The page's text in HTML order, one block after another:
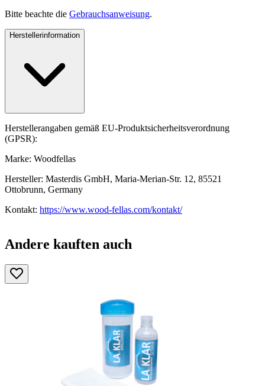
Bitte beachte die Gebrauchsanweisung.
Herstellerinformation
Herstellerangaben gemäß EU-Produktsicherheitsverordnung
(GPSR):
Marke: Woodfellas
Hersteller: Masterdis GmbH, Maria-Merian-Str. 12, 85521
Ottobrunn, Germany
Kontakt: https://www.wood-fellas.com/kontakt/
Andere kauften auch